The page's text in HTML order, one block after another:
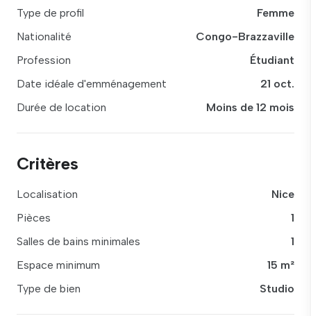
Type de profil
Femme
Nationalité
Congo-Brazzaville
Profession
Étudiant
Date idéale d'emménagement
21 oct.
Durée de location
Moins de 12 mois
Critères
Localisation
Nice
Pièces
1
Salles de bains minimales
1
Espace minimum
15 m²
Type de bien
Studio